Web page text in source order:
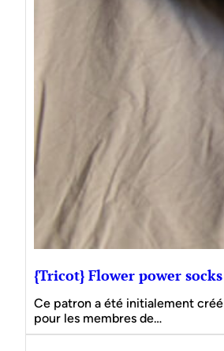
{Tricot} Flower power socks
Ce patron a été initialement créé
pour les membres de…